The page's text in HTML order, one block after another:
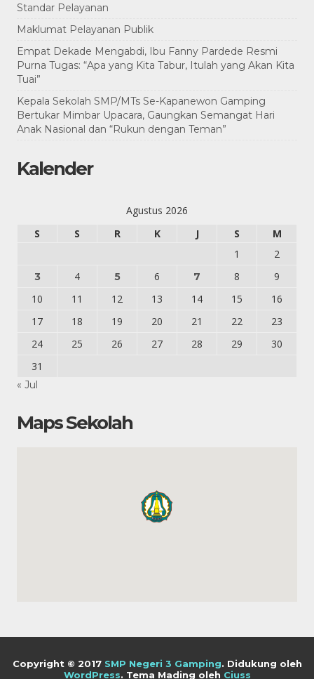
Standar Pelayanan
Maklumat Pelayanan Publik
Empat Dekade Mengabdi, Ibu Fanny Pardede Resmi
Purna Tugas: “Apa yang Kita Tabur, Itulah yang Akan Kita
Tuai”
Kepala Sekolah SMP/MTs Se-Kapanewon Gamping
Bertukar Mimbar Upacara, Gaungkan Semangat Hari
Anak Nasional dan “Rukun dengan Teman”
Kalender
Agustus 2026
S
S R K J S
M
1
2
3 4 5 6 7 8
9
10
11 12 13 14 15
16
17
18 19 20 21 22
23
24
25 26 27 28 29
30
31
« Jul
Maps Sekolah
Copyright © 2017 SMP Negeri 3 Gamping. Didukung oleh
WordPress. Tema Mading oleh Ciuss